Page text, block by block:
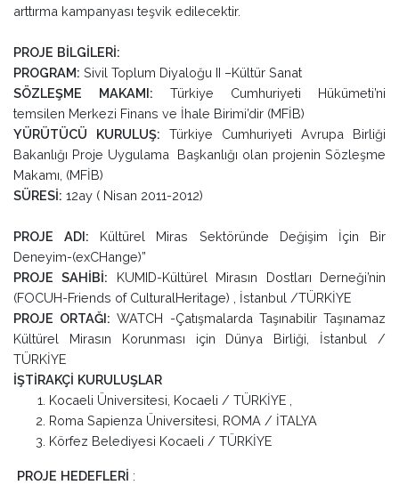
arttırma kampanyası teşvik edilecektir.
PROJE BİLGİLERİ:
PROGRAM: Sivil Toplum Diyaloğu II –Kültür Sanat
SÖZLEŞME MAKAMI: Türkiye Cumhuriyeti Hükümeti’ni
temsilen Merkezi Finans ve İhale Birimi’dir (MFİB)
YÜRÜTÜCÜ KURULUŞ: Türkiye Cumhuriyeti Avrupa Birliği
Bakanlığı Proje Uygulama Başkanlığı olan projenin Sözleşme
Makamı, (MFİB)
SÜRESİ: 12ay ( Nisan 2011-2012)
PROJE ADI: Kültürel Miras Sektöründe Değişim İçin Bir
Deneyim-(exCHange)”
PROJE SAHİBİ: KUMID-Kültürel Mirasın Dostları Derneği’nin
(FOCUH-Friends of CulturalHeritage) , İstanbul /TÜRKİYE
PROJE ORTAĞI: WATCH -Çatışmalarda Taşınabilir Taşınamaz
Kültürel Mirasın Korunması için Dünya Birliği, İstanbul /
TÜRKİYE
İŞTİRAKÇİ KURULUŞLAR
Kocaeli Üniversitesi, Kocaeli / TÜRKİYE ,
Roma Sapienza Üniversitesi, ROMA / İTALYA
Körfez Belediyesi Kocaeli / TÜRKİYE
PROJE HEDEFLERİ :